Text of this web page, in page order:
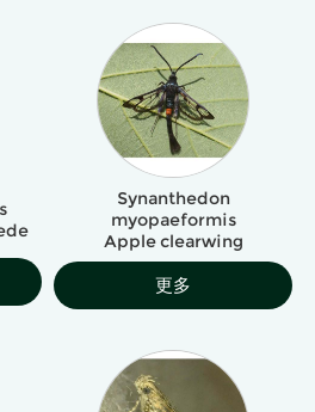
Synanthedon
myopaeformis
Apple clearwing
更多